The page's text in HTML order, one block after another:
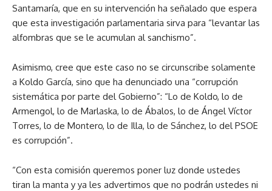
Santamaría, que en su intervención ha señalado que espera
que esta investigación parlamentaria sirva para “levantar las
alfombras que se le acumulan al sanchismo”.
Asimismo, cree que este caso no se circunscribe solamente
a Koldo García, sino que ha denunciado una “corrupción
sistemática por parte del Gobierno”: “Lo de Koldo, lo de
Armengol, lo de Marlaska, lo de Ábalos, lo de Ángel Víctor
Torres, lo de Montero, lo de Illa, lo de Sánchez, lo del PSOE
es corrupción”.
“Con esta comisión queremos poner luz donde ustedes
tiran la manta y ya les advertimos que no podrán ustedes ni